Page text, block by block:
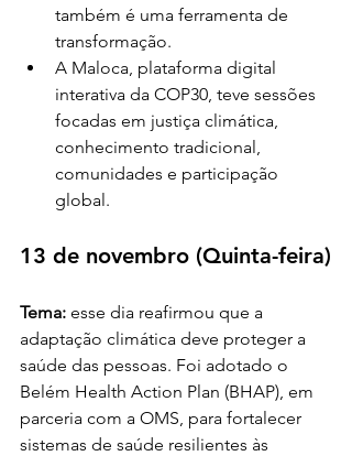
também é uma ferramenta de
transformação.
A Maloca, plataforma digital
interativa da COP30, teve sessões
focadas em justiça climática,
conhecimento tradicional,
comunidades e participação
global.
13 de novembro (Quinta-feira)
Tema: esse dia reafirmou que a
adaptação climática deve proteger a
saúde das pessoas. Foi adotado o
Belém Health Action Plan (BHAP), em
parceria com a OMS, para fortalecer
sistemas de saúde resilientes às